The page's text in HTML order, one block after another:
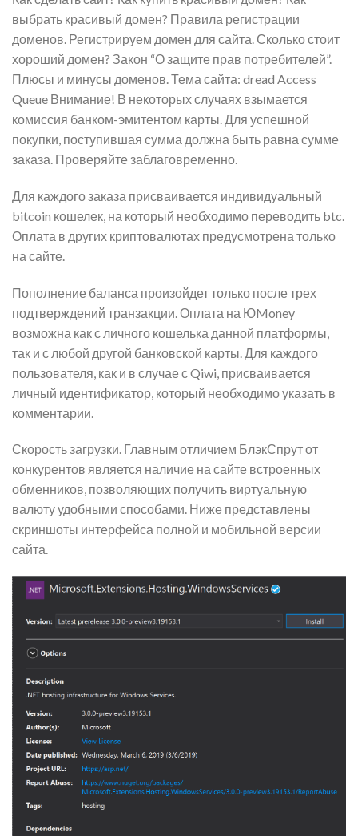
выбрать красивый домен? Правила регистрации
доменов. Регистрируем домен для сайта. Сколько стоит
хороший домен? Закон “О защите прав потребителей”.
Плюсы и минусы доменов. Тема сайта: dread Access
Queue Внимание! В некоторых случаях взымается
комиссия банком-эмитентом карты. Для успешной
покупки, поступившая сумма должна быть равна сумме
заказа. Проверяйте заблаговременно.
Для каждого заказа присваивается индивидуальный
bitcoin кошелек, на который необходимо переводить btc.
Оплата в других криптовалютах предусмотрена только
на сайте.
Пополнение баланса произойдет только после трех
подтверждений транзакции. Оплата на ЮMoney
возможна как с личного кошелька данной платформы,
так и с любой другой банковской карты. Для каждого
пользователя, как и в случае с Qiwi, присваивается
личный идентификатор, который необходимо указать в
комментарии.
Скорость загрузки. Главным отличием БлэкСпрут от
конкурентов является наличие на сайте встроенных
обменников, позволяющих получить виртуальную
валюту удобными способами. Ниже представлены
скриншоты интерфейса полной и мобильной версии
сайта.